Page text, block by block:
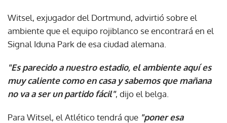
Witsel, exjugador del Dortmund, advirtió sobre el
ambiente que el equipo rojiblanco se encontrará en el
Signal Iduna Park de esa ciudad alemana.
"Es parecido a nuestro estadio, el ambiente aquí es
muy caliente como en casa y sabemos que mañana
no va a ser un partido fácil", dijo el belga.
Para Witsel, el Atlético tendrá que "poner esa